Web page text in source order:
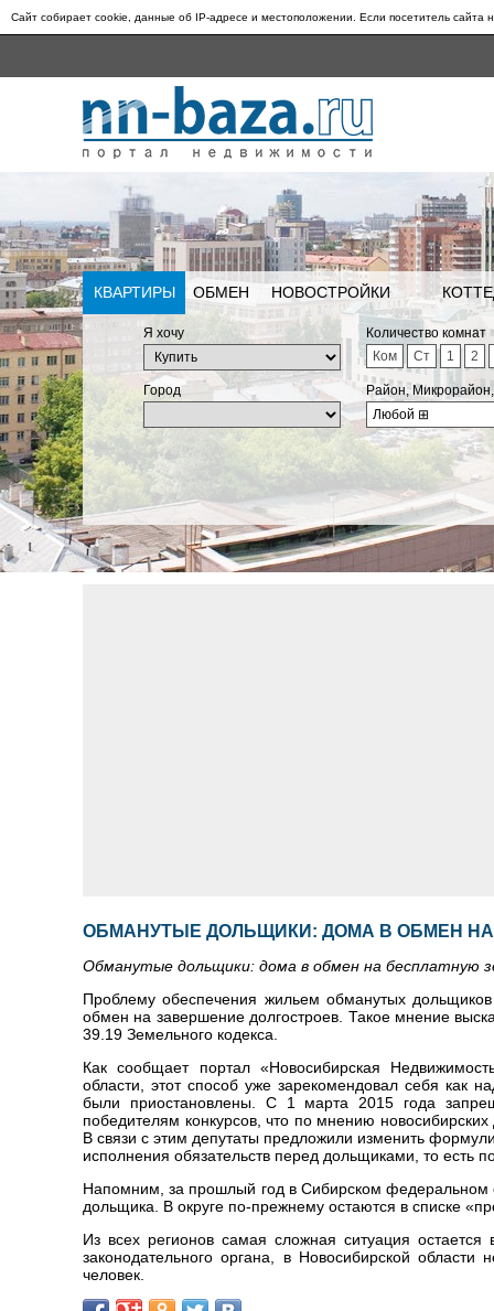
Сайт собирает cookie, данные об IP-адресе и местоположении. Если посетитель сайта
КВАРТИРЫ ОБМЕН НОВОСТРОЙКИ
Я хочу
Количество комнат
Ком
Ст 1 2
Город
Район,
Любой ⊞
ОБМАНУТЫЕ ДОЛЬЩИКИ: ДОМА В ОБМЕН
Обманутые дольщики: дома в обмен на бесплатную
Проблему обеспечения жильем обманутых
обмен на завершение долгостроев. Такое мнение
39.19 Земельного кодекса.
Как сообщает портал «Новосибирская
области, этот способ уже зарекомендовал себя как
были приостановлены. С 1 марта 2015 года
победителям конкурсов, что по мнению
В связи с этим депутаты предложили изменить
исполнения обязательств перед дольщиками, то есть
Напомним, за прошлый год в Сибирском федеральном
дольщика. В округе по-прежнему остаются в списке
Из всех регионов самая сложная ситуация
законодательного органа, в Новосибирской
человек.